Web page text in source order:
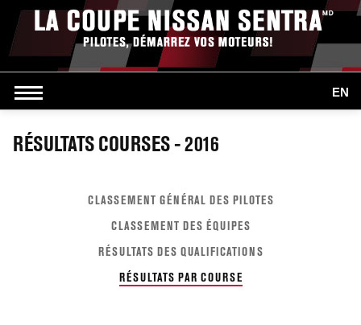
EN
RÉSULTATS COURSES - 2016
CLASSEMENT GÉNÉRAL DES PILOTES
CLASSEMENT DES ÉQUIPES
RÉSULTATS DES QUALIFICATIONS
RÉSULTATS PAR COURSE